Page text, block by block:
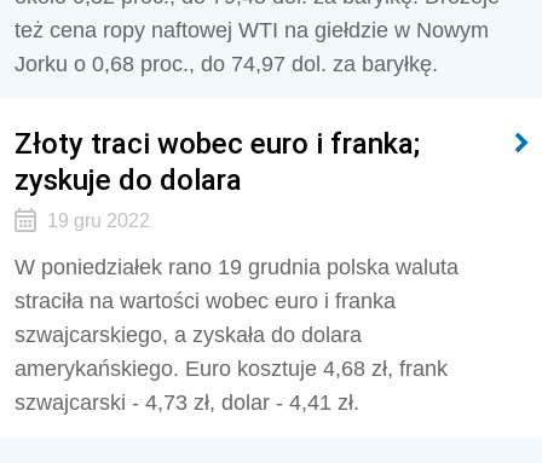
też cena ropy naftowej WTI na giełdzie w Nowym
Jorku o 0,68 proc., do 74,97 dol. za baryłkę.
Złoty traci wobec euro i franka;
zyskuje do dolara
19 gru 2022
W poniedziałek rano 19 grudnia polska waluta
straciła na wartości wobec euro i franka
szwajcarskiego, a zyskała do dolara
amerykańskiego. Euro kosztuje 4,68 zł, frank
szwajcarski - 4,73 zł, dolar - 4,41 zł.